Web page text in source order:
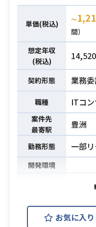
切り
切り
程をお
※詳細
す。
必須スキル
・
実装
験
・金融
B（変
応経
単価(税込) 〜
間）
想定年収
(税込)
契約形態 業務委
職種 ITコ
案件先
最寄駅
豊洲
勤務形態 一部
開発環境
厚生
新規
をご
案件
お気に入り